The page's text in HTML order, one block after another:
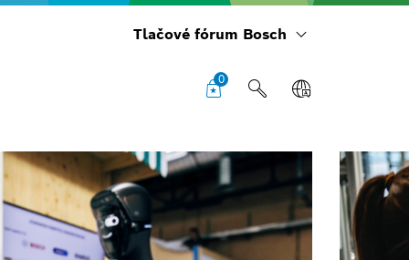
Tlačové fórum Bosch
0